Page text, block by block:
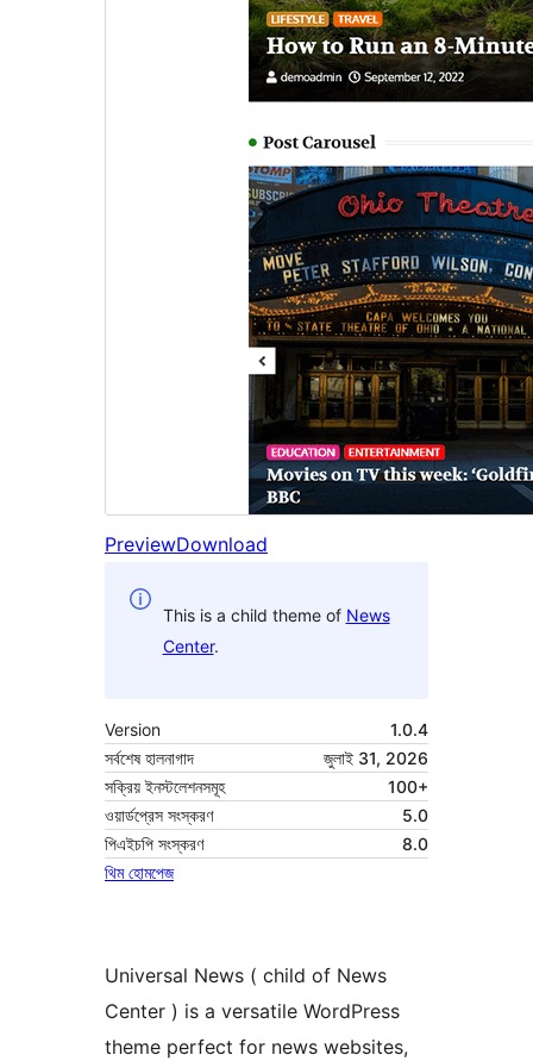
PreviewDownload
This is a child theme of News
Center.
Version
1.0.4
সর্বশেষ হালনাগাদ
জুলাই 31, 2026
সক্রিয় ইনস্টলেশনসমূহ
100+
ওয়ার্ডপ্রেস সংস্করণ
5.0
পিএইচপি সংস্করণ
8.0
থিম হোমপেজ
Universal News ( child of News
Center ) is a versatile WordPress
theme perfect for news websites,